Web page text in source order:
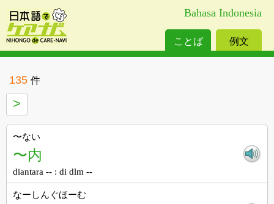
Bahasa Indonesia
ことば 例文
135 件
>
〜ない
〜内
diantara -- : di dlm --
なーしんぐほーむ